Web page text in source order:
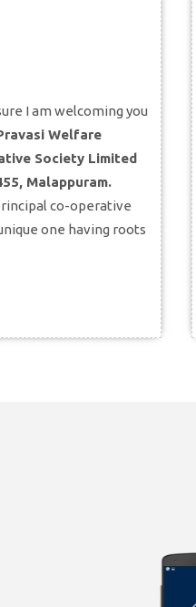
I am welcoming you
Welfare
Society Limited
Malappuram.
co-operative
one having roots